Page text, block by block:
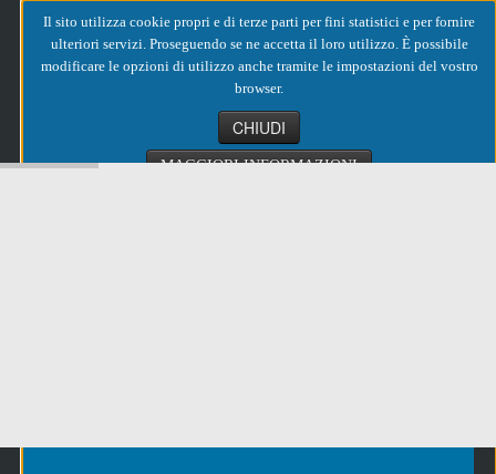
Il sito utilizza cookie propri e di terze parti per fini statistici e per fornire
ulteriori servizi. Proseguendo se ne accetta il loro utilizzo. È possibile
modificare le opzioni di utilizzo anche tramite le impostazioni del vostro
browser.
CHIUDI
MAGGIORI INFORMAZIONI